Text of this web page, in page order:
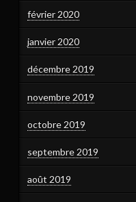
février 2020
janvier 2020
décembre 2019
novembre 2019
octobre 2019
septembre 2019
août 2019